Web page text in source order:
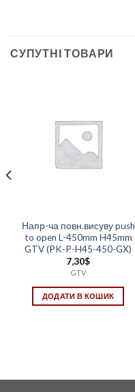
СУПУТНІ ТОВАРИ
Напр-ча повн.висуву push
to open L-450mm H45mm
GTV (PK-P-H45-450-GX)
7,30$
GTV
ДОДАТИ В КОШИК